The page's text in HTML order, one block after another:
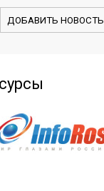
ДОБАВИТЬ НОВОСТЬ